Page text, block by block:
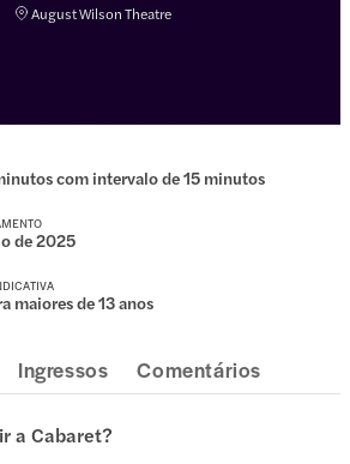
August Wilson Theatre
com intervalo de 15 minutos
de 2025
maiores de 13 anos
Ingressos Comentários
a Cabaret?